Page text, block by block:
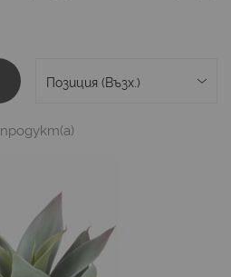
продукт(а)